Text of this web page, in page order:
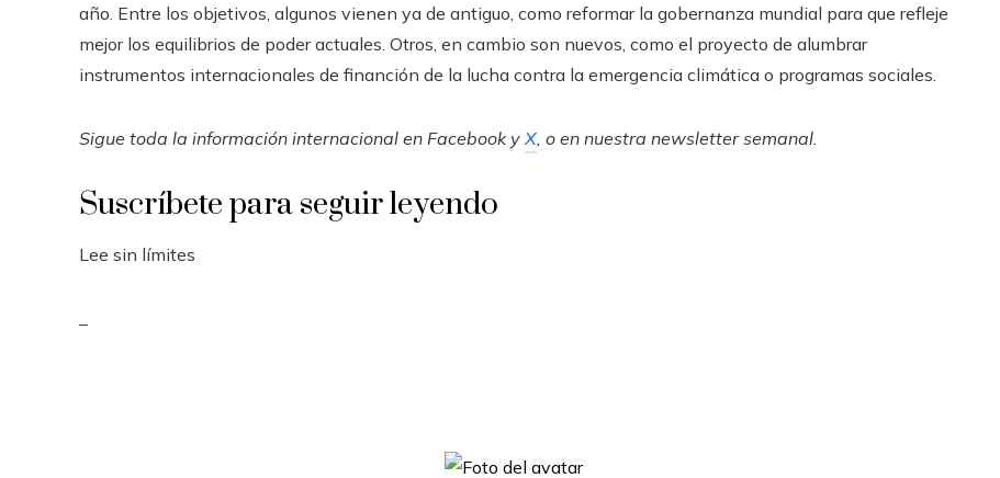
año. Entre los objetivos, algunos vienen ya de antiguo, como reformar la gobernanza mundial para que refleje
mejor los equilibrios de poder actuales. Otros, en cambio son nuevos, como el proyecto de alumbrar
instrumentos internacionales de financión de la lucha contra la emergencia climática o programas sociales.
Sigue toda la información internacional en Facebooky X , o en nuestra newsletter semanal
Suscríbete para seguir leyendo
Lee sin límites